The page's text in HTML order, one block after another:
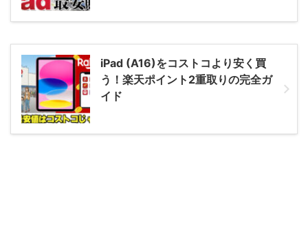
iPad (A16)をコストコより安く買
う！楽天ポイント2重取りの完全ガ
イド